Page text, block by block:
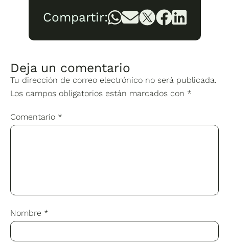
Compartir:
Deja un comentario
Tu dirección de correo electrónico no será publicada.
Los campos obligatorios están marcados con *
Comentario *
Nombre *